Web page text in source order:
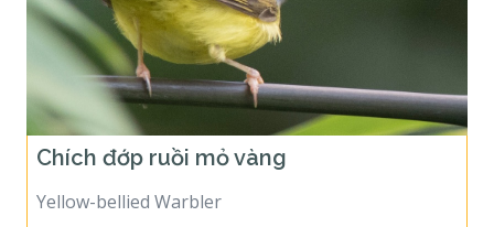
Chích đớp ruồi mỏ vàng
Yellow-bellied Warbler